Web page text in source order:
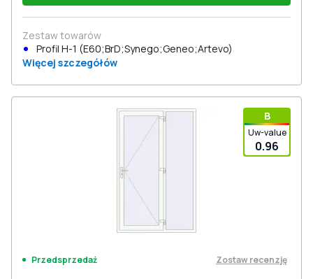
Zestaw towarów
Profil Н-1 (E60;BrD;Synego;Geneo;Artevo)
Więcej szczegółów
В
Uw-value
0.96
Przedsprzedaż Zostaw recenzję